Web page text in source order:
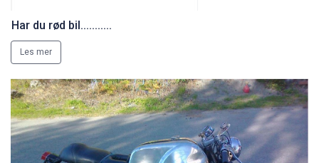
Har du rød bil...........
Les mer